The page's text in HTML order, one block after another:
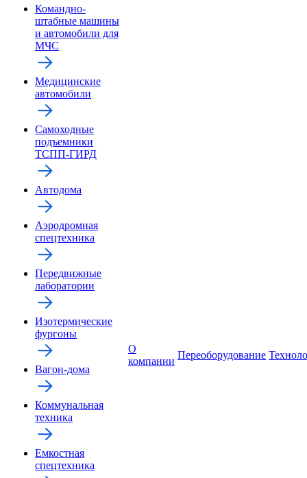
Командно-
штабные машины
и автомобили для
МЧС
Медицинские
автомобили
Самоходные
подъемники
ТСПП-ГИРД
Автодома
Аэродромная
спецтехника
Передвижные
лаборатории
Изотермические
фургоны
Вагон-дома
Коммунальная
техника
Емкостная
спецтехника
О
компании
Переоборудование